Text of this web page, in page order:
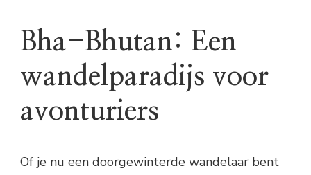
Bha-Bhutan: Een
wandelparadijs voor
avonturiers
Of je nu een doorgewinterde wandelaar bent